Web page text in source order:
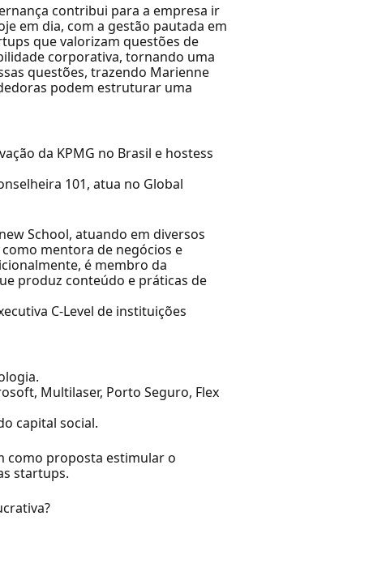
contribui para a empresa ir
em dia, com a gestão pautada em
que valorizam questões de
corporativa, tornando uma
questões, trazendo Marienne
podem estruturar uma
da KPMG no Brasil e hostess
101, atua no Global
School, atuando em diversos
mentora de negócios e
é membro da
produz conteúdo e práticas de
C-Level de instituições
Multilaser, Porto Seguro, Flex
capital social.
como proposta estimular o
startups.